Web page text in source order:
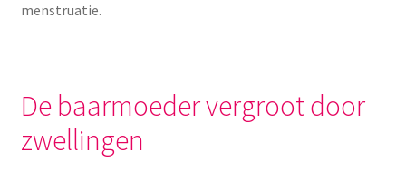
Wasbare zoogcompressen
Yoni eggs
menstruatie.
De baarmoeder vergroot door
zwellingen